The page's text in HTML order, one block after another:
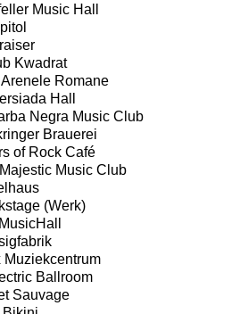
Music Hall
Kwadrat
Romane
Hall
Negra Music Club
Brauerei
of Rock Café
Music Club
(Werk)
Muziekcentrum
Ballroom
Sauvage